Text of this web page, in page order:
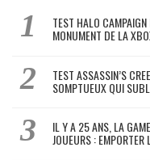
TEST HALO
MONUMENT DE LA
TEST ASSASSIN’S
SOMPTUEUX QUI
IL Y A 25 ANS, LA
JOUEURS :